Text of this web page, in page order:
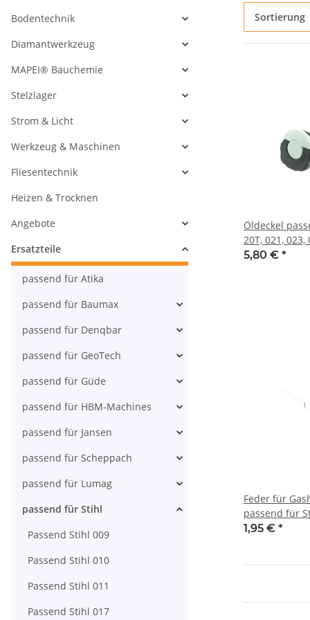
Sortierung
Öldeckel
20T, 021, 023,
029, 034, 036,
5,80 € *
Feder für
passend für
023, 025, 026,
MS270,
1,95 € *
Bodentechnik
Diamantwerkzeug
MAPEI® Bauchemie
Stelzlager
Strom & Licht
Werkzeug & Maschinen
Fliesentechnik
Heizen & Trocknen
Angebote
Ersatzteile
passend für Atika
passend für Baumax
passend für Denqbar
passend für GeoTech
passend für Güde
passend für HBM-Machines
passend für Jansen
passend für Scheppach
passend für Lumag
passend für Stihl
Passend Stihl 009
Passend Stihl 010
Passend Stihl 011
Passend Stihl 017